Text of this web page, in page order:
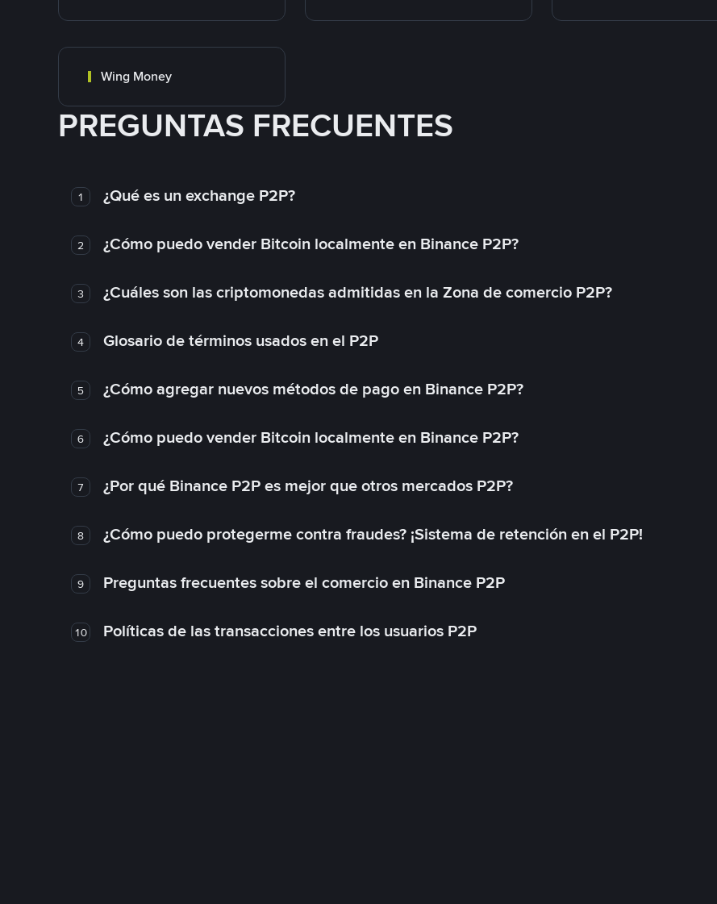
Wing Money
PREGUNTAS FRECUENTES
1 ¿Qué es un exchange P2P?
2 ¿Cómo puedo vender Bitcoin localmente en Binance P2P?
3 ¿Cuáles son las criptomonedas admitidas en la Zona de comercio P2P?
4 Glosario de términos usados en el P2P
5 ¿Cómo agregar nuevos métodos de pago en Binance P2P?
6 ¿Cómo puedo vender Bitcoin localmente en Binance P2P?
7 ¿Por qué Binance P2P es mejor que otros mercados P2P?
8 ¿Cómo puedo protegerme contra fraudes? ¡Sistema de retención en el P2P!
9 Preguntas frecuentes sobre el comercio en Binance P2P
10 Políticas de las transacciones entre los usuarios P2P